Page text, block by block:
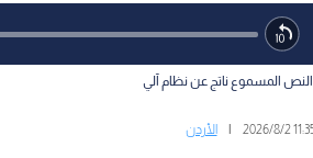
المسموع ناتج عن نظام آلي
11:35 2026/ الأردن